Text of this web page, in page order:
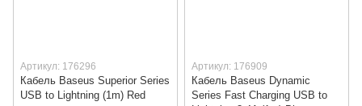
Артикул: 176296
Кабель Baseus Superior Series
USB to Lightning (1m) Red
Артикул: 176909
Кабель Baseus Dynamic
Series Fast Charging USB to